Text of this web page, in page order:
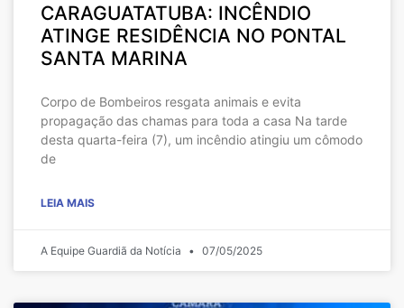
CARAGUATATUBA: INCÊNDIO
ATINGE RESIDÊNCIA NO PONTAL
SANTA MARINA
Corpo de Bombeiros resgata animais e evita
propagação das chamas para toda a casa Na tarde
desta quarta-feira (7), um incêndio atingiu um cômodo
de
LEIA MAIS
A Equipe Guardiã da Notícia 07/05/2025